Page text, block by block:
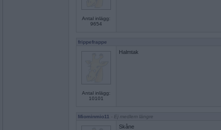
Antal inlägg:
9654
frippefrappe
Antal inlägg:
10101
Halmtak
Miominmio11 - Ej medlem längre
Skåne